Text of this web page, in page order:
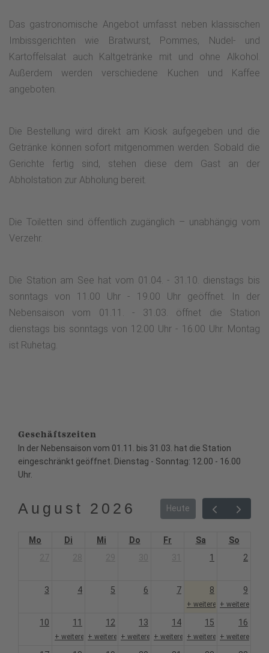
Das gastronomische Angebot umfasst neben klassischen
Imbissgerichten wie Bratwurst, Pommes, Nudel- und
Kartoffelsalat auch Kaltgetränke mit und ohne Alkohol.
Außerdem werden verschiedene Kuchen und Kaffee
angeboten.
Die Bestellung wird direkt am Kiosk aufgegeben und die
Getränke können sofort mitgenommen werden. Sobald die
Gerichte fertig sind, stehen diese dem Gast an der
Abholstation zur Abholung bereit.
Die Toiletten sind öffentlich zugänglich – unabhängig vom
Verzehr.
Die Station am See hat vom 01.04. - 31.10. dienstags bis
sonntags von 11.00 Uhr - 19.00 Uhr geöffnet. In der
Nebensaison vom 01.11. - 31.03. öffnet die Station
dienstags bis sonntags von 12.00 Uhr - 16.00 Uhr. Montag
ist Ruhetag.
Geschäftszeiten
In der Nebensaison vom 01.11. bis 31.03. hat die Station
eingeschränkt geöffnet. Dienstag - Sonntag: 12.00 - 16.00
Uhr.
August 2026 Heute
Mo Di Mi Do Fr Sa
So
1 2
3 4 5 6 7 8
+ weitere 1
9
+ weitere 1
10 11
+ weitere 1
12
+ weitere 1
13
+ weitere 1
14
+ weitere 1
15
+ weitere 1
16
+ weitere 1